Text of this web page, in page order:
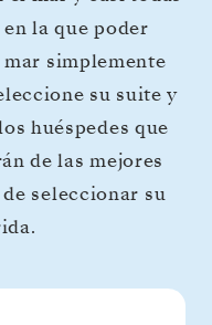
la que poder
simplemente
su suite y
huéspedes que
de las mejores
seleccionar su